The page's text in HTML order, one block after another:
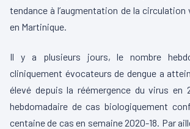
tendance à l’augmentation de la circulation
en Martinique.
Il y a plusieurs jours, le nombre
cliniquement évocateurs de dengue a
élevé depuis la réémergence du virus en
hebdomadaire de cas biologiquement
centaine de cas en semaine 2020-18. Par